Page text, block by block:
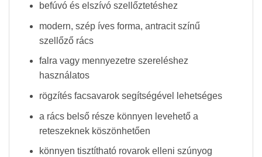
befúvó és elszívó szellőztetéshez
modern, szép íves forma, antracit színű
szellőző rács
falra vagy mennyezetre szereléshez
használatos
rögzítés facsavarok segítségével lehetséges
a rács belső része könnyen levehető a
reteszeknek köszönhetően
könnyen tisztítható rovarok elleni szúnyog